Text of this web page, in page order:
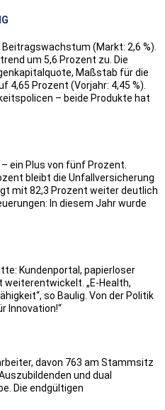
(Markt: 2,6 %).
um 5,6 Prozent zu. Die
Maßstab für die
Prozent (Vorjahr: 4,45 %).
– beide Produkte hat
ein Plus von fünf Prozent.
bleibt die Unfallversicherung
mit 82,3 Prozent weiter deutlich
In diesem Jahr wurde
Kundenportal, papierloser
„E-Health,
so Baulig. Von der Politik
Innovation!“
davon 763 am Stammsitz
und dual
Die endgültigen